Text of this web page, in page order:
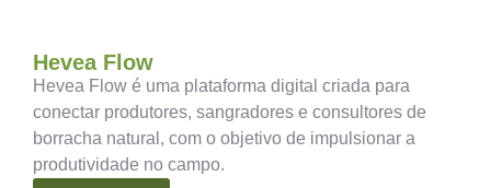
Hevea Flow
Hevea Flow é uma plataforma digital criada para
conectar produtores, sangradores e consultores de
borracha natural, com o objetivo de impulsionar a
produtividade no campo.